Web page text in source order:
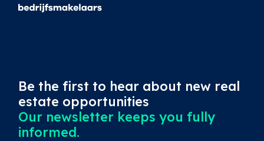
Be the first to hear about new real
estate opportunities
Our newsletter keeps you fully
informed.